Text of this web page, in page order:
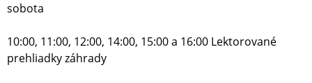
sobota
10:00, 11:00, 12:00, 14:00, 15:00 a 16:00 Lektorované
prehliadky záhrady